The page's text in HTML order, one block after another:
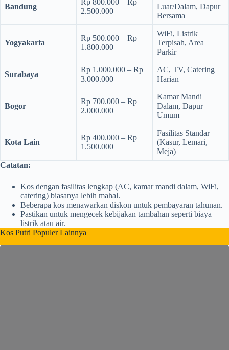
Bandung
2.500.000
Luar/Dalam, Dapur
Bersama
Yogyakarta
Rp 500.000 – Rp
1.800.000
WiFi, Listrik
Terpisah, Area
Parkir
Surabaya
Rp 1.000.000 – Rp
3.000.000
AC, TV, Catering
Harian
Bogor
Rp 700.000 – Rp
2.000.000
Kamar Mandi
Dalam, Dapur
Umum
Kota Lain
Rp 400.000 – Rp
1.500.000
Fasilitas Standar
(Kasur, Lemari,
Meja)
Catatan:
Kos dengan fasilitas lengkap (AC, kamar mandi dalam, WiFi,
catering) biasanya lebih mahal.
Beberapa kos menawarkan diskon untuk pembayaran tahunan.
Pastikan untuk mengecek kebijakan tambahan seperti biaya
listrik atau air.
Kos Putri Populer Lainnya